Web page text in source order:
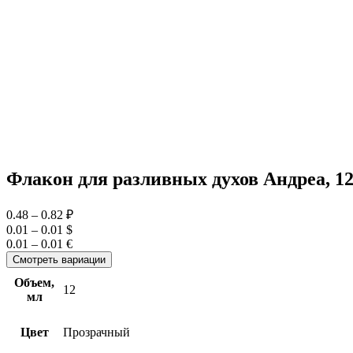
Флакон для разливных духов Андреа,
0.48 – 0.82 ₽
0.01 – 0.01 $
0.01 – 0.01 €
Смотреть вариации
Объем,
мл
12
Цвет Прозрачный